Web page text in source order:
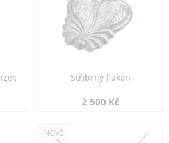
Stříbrný flakon
2 500 Kč
NOVÉ